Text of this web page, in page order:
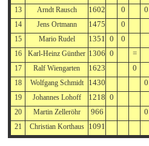
13 Arndt Rausch 1602 0 0
14 Jens Ortmann 1475 0
15 Mario Rudel 1351 0 0
16 Karl-Heinz Günther 1306 0 =
17 Ralf Wiengarten 1623 0
18 Wolfgang Schmidt 1430 0
19 Johannes Lohoff 1218 0
20 Martin Zelleröhr 966 0
21 Christian Korthaus 1091